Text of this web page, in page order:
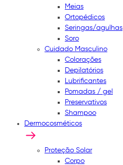
Meias
Ortopédicos
Seringas/agulhas
Soro
Cuidado Masculino
Colorações
Depilatórios
Lubrificantes
Pomadas / gel
Preservativos
Shampoo
Dermocosméticos
Proteção Solar
Corpo